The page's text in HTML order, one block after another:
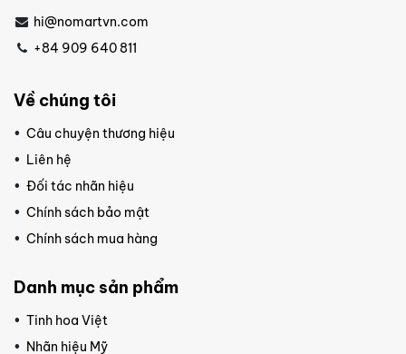
hi@nomartvn.com
+84 909 640 811
Về chúng tôi
Câu chuyện thương hiệu
Liên hệ
Đối tác nhãn hiệu
Chính sách bảo mật
Chính sách mua hàng
Danh mục sản phẩm
Tinh hoa Việt
Nhãn hiệu Mỹ